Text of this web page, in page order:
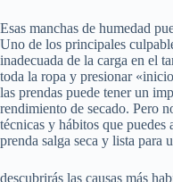
Esas manchas de humedad
Uno de los principales
inadecuada de la carga en el
toda la ropa y presionar
las prendas puede tener un
rendimiento de secado. Pero
técnicas y hábitos que puedes
prenda salga seca y lista para
descubrirás las causas más